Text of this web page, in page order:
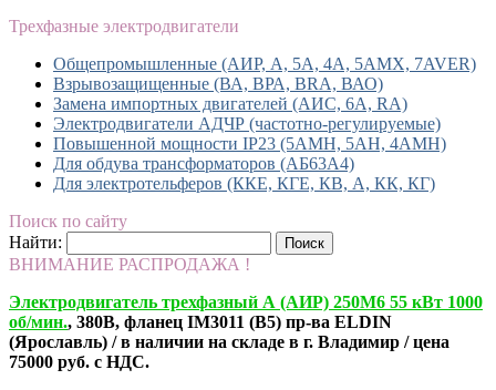
Трехфазные электродвигатели
Общепромышленные (АИР, А, 5А, 4А, 5АМХ, 7AVER)
Взрывозащищенные (ВА, ВРА, BRA, ВАО)
Замена импортных двигателей (АИС, 6А, RA)
Электродвигатели АДЧР (частотно-регулируемые)
Повышенной мощности IP23 (5АМН, 5АН, 4АМН)
Для обдува трансформаторов (АБ63А4)
Для электротельферов (ККЕ, КГЕ, КВ, А, КК, КГ)
Поиск по сайту
Найти:
ВНИМАНИЕ РАСПРОДАЖА !
Электродвигатель трехфазный А (АИР) 250М6 55 кВт 1000
об/мин., 380В, фланец IM3011 (B5) пр-ва ELDIN
(Ярославль) / в наличии на складе в г. Владимир / цена
75000 руб. с НДС.